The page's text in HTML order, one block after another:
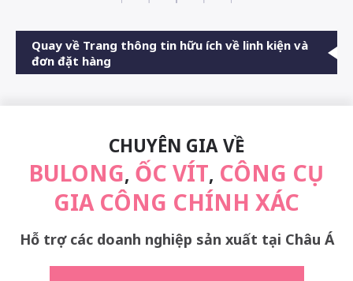
Quay về Trang thông tin hữu ích về linh kiện và
đơn đặt hàng
CHUYÊN GIA VỀ
BULONG, ỐC VÍT, CÔNG CỤ
GIA CÔNG CHÍNH XÁC
Hỗ trợ các doanh nghiệp sản xuất tại Châu Á